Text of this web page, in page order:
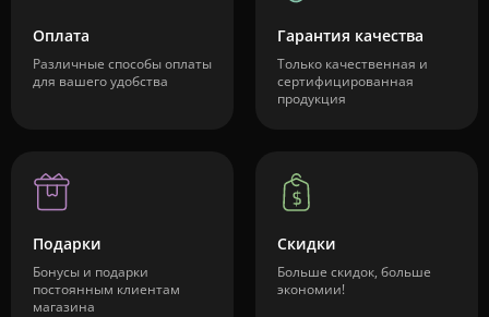
Оплата
Различные способы оплаты
для вашего удобства
Гарантия качества
Только качественная и
сертифицированная
продукция
Подарки
Бонусы и подарки
постоянным клиентам
магазина
Скидки
Больше скидок, больше
экономии!